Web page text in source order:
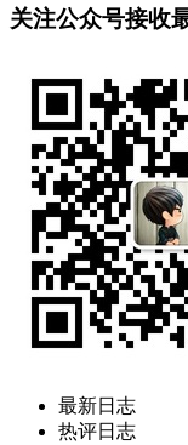
关注公众号接收
最新日志
热评日志